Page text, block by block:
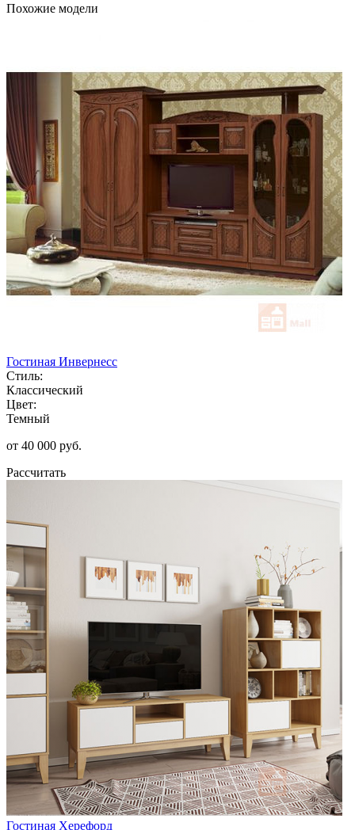
Похожие модели
Гостиная Инвернесс
Стиль:
Классический
Цвет:
Темный
от 40 000 руб.
Рассчитать
Гостиная Херефорд